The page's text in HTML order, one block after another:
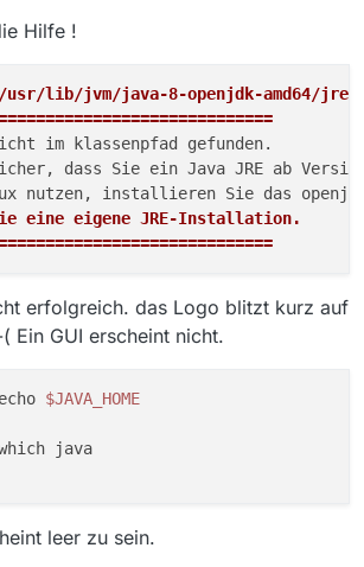
mediathekview
sicher, dass Sie ein Java JRE ab
nutzen, installieren Sie das
Sie eine eigene JRE-Installation.
Hilfe !
/usr/lib/jvm/java-8-openjdk-amd64/
im klassenpfad gefunden.
dass Sie ein Java JRE ab
eine eigene JRE-Installation.
erfolgreich. das Logo blitzt kurz auf
Ein GUI erscheint nicht.
echo $JAVA_HOME
java
leer zu sein.